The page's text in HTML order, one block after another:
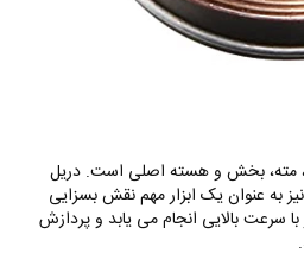
مته، بخش و هسته اصلی است. دریل
به عنوان یک ابزار مهم نقش بسزایی
با سرعت بالایی انجام می یابد و پردازش